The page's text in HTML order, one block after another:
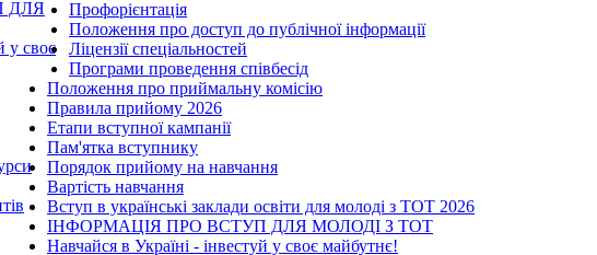
ДЛЯ
у своє
Профорієнтація
Положення про доступ до публічної інформації
Ліцензії спеціальностей
Програми проведення співбесід
Положення про приймальну комісію
Правила прийому 2026
Етапи вступної кампанії
Пам'ятка вступнику
Порядок прийому на навчання
Вартість навчання
Вступ в українські заклади освіти для молоді з ТОТ 2026
ІНФОРМАЦІЯ ПРО ВСТУП ДЛЯ МОЛОДІ З ТОТ
Навчайся в Україні - інвестуй у своє майбутнє!